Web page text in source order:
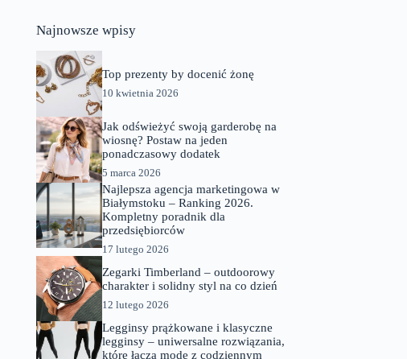
Najnowsze wpisy
Top prezenty by docenić żonę
10 kwietnia 2026
Jak odświeżyć swoją garderobę na
wiosnę? Postaw na jeden
ponadczasowy dodatek
5 marca 2026
Najlepsza agencja marketingowa w
Białymstoku – Ranking 2026.
Kompletny poradnik dla
przedsiębiorców
17 lutego 2026
Zegarki Timberland – outdoorowy
charakter i solidny styl na co dzień
12 lutego 2026
Legginsy prążkowane i klasyczne
legginsy – uniwersalne rozwiązania,
które łączą modę z codziennym